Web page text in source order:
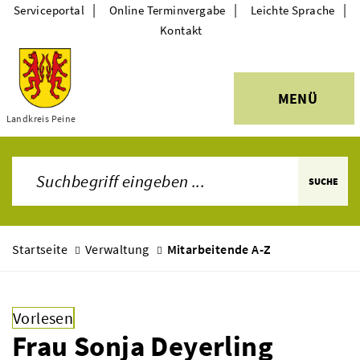
Themen
Landkreis Peine
MENÜ
Serviceportal | Online Terminvergabe | Leichte Sprache |
Kontakt
SUCHE
Startseite Verwaltung Mitarbeitende A-Z
Vorlesen
Frau Sonja Deyerling